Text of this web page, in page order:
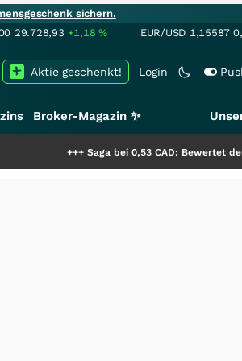
sichern.
29.728,93 +1,18% EUR/USD 1,15587
Login
Aktie geschenkt!
Broker-Magazin ✨
Saga bei 0,53 CAD: Bewertet der Markt